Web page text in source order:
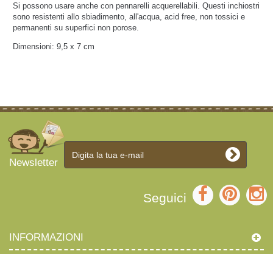
Si possono usare anche con pennarelli acquerellabili. Questi inchiostri
sono resistenti allo sbiadimento, all'acqua, acid free, non tossici e
permanenti su superfici non porose.
Dimensioni: 9,5 x 7 cm
Newsletter
Seguici
INFORMAZIONI